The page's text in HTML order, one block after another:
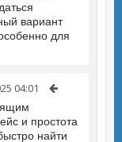
вариант
для
04:01
и простота
найти